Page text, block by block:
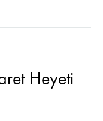
Heyeti